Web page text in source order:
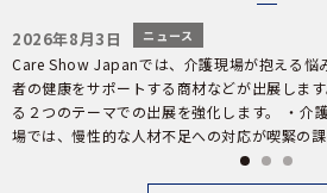
2026年8月3日 ニュース
Care Show Japanでは、介護現場が抱える悩
者の健康をサポートする商材などが出展しま
る２つのテーマでの出展を強化します。 ・介
場では、慢性的な人材不足への対応が喫緊の